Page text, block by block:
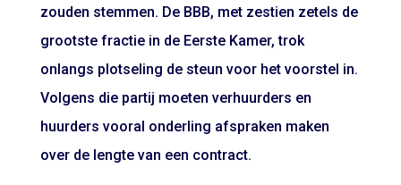
zouden stemmen. De BBB, met zestien zetels de
grootste fractie in de Eerste Kamer, trok
onlangs plotseling de steun voor het voorstel in.
Volgens die partij moeten verhuurders en
huurders vooral onderling afspraken maken
over de lengte van een contract.